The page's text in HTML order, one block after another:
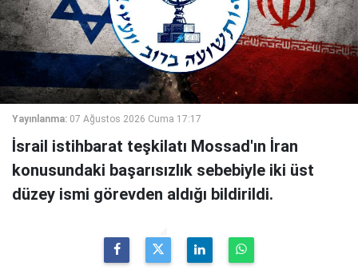
Yayınlanma: 07 Ağustos 2026 Cuma 17:17
İsrail istihbarat teşkilatı Mossad'ın İran
konusundaki başarısızlık sebebiyle iki üst
düzey ismi görevden aldığı bildirildi.